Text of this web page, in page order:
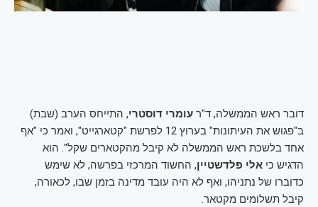
דובר ראש הממשלה, ד"ר עומרי דוסטרי, התייחס הערב (שבת)
ב"פגוש את העיתונות" בערוץ 12 לפרשת "קטארגייט", ואמר כי "אף
אחד בלשכת ראש הממשלה לא קיבל מהקטארים שקל". הוא
הדגיש כי אלי פלדשטיין, החשוד המרכזי בפרשה, לא שימש
כדוברו של נתניהו, ואף לא היה עובד מדינה בזמן שבו, לכאורה,
קיבל תשלומים מקטאר.